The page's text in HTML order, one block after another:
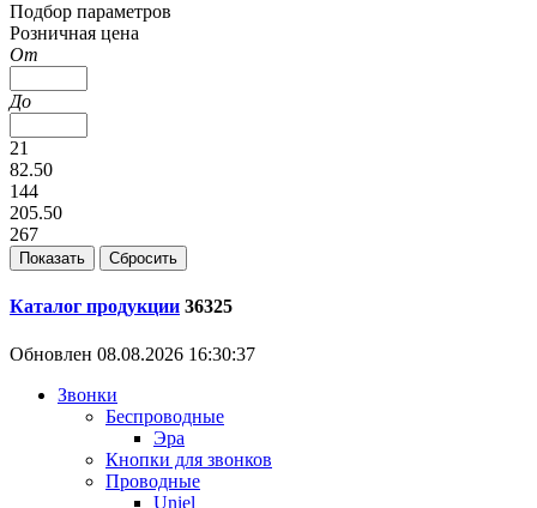
Подбор параметров
Розничная цена
От
До
21
82.50
144
205.50
267
Каталог продукции 36325
Обновлен 08.08.2026 16:30:37
Звонки
Беспроводные
Эра
Кнопки для звонков
Проводные
Uniel